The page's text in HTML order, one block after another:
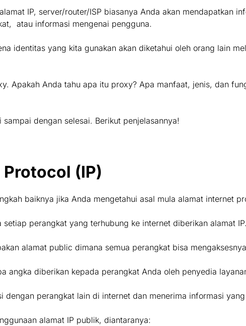
IP, server/router/ISP biasanya Anda akan mendapatkan
atau informasi mengenai pengguna.
identitas yang kita gunakan akan diketahui oleh orang lain
Apakah Anda tahu apa itu proxy? Apa manfaat, jenis, dan
dengan selesai. Berikut penjelasannya!
(IP)
baiknya jika Anda mengetahui asal mula alamat internet
perangkat yang terhubung ke internet diberikan alamat IP.
alamat public dimana semua perangkat bisa
angka diberikan kepada perangkat Anda oleh penyedia
dengan perangkat lain di internet dan menerima informasi
alamat IP publik, diantaranya: